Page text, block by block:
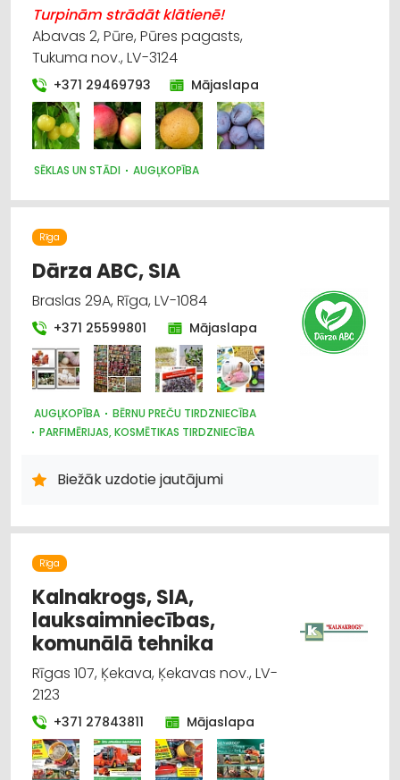
Turpinām strādāt klātienē!
Abavas 2, Pūre, Pūres pagasts,
Tukuma nov., LV-3124
+371 29469793 Mājaslapa
SĒKLAS UN STĀDI AUGĻKOPĪBA
Rīga
Dārza ABC, SIA
Braslas 29A, Rīga, LV-1084
+371 25599801 Mājaslapa
AUGĻKOPĪBA
BĒRNU PREČU TIRDZNIECĪBA
PARFIMĒRIJAS, KOSMĒTIKAS TIRDZNIECĪBA
HIGIĒNAS PRECES
ZOOPRECES, DZĪVNIEKU KOPŠANA UN APRŪPE
HOBIJA PRECES
SĒKLAS UN STĀDI
DĀRZA TEHNIKA UN INVENTĀRS
Biežāk uzdotie jautājumi
Rīga
Kalnakrogs, SIA,
lauksaimniecības,
komunālā tehnika
Rīgas 107, Ķekava, Ķekavas nov., LV-
2123
+371 27843811 Mājaslapa